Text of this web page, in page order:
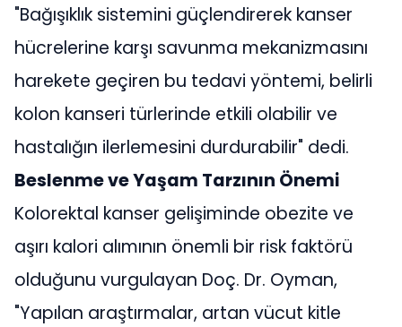
"Bağışıklık sistemini güçlendirerek kanser
hücrelerine karşı savunma mekanizmasını
harekete geçiren bu tedavi yöntemi, belirli
kolon kanseri türlerinde etkili olabilir ve
hastalığın ilerlemesini durdurabilir" dedi.
Beslenme ve Yaşam Tarzının Önemi
Kolorektal kanser gelişiminde obezite ve
aşırı kalori alımının önemli bir risk faktörü
olduğunu vurgulayan Doç. Dr. Oyman,
"Yapılan araştırmalar, artan vücut kitle